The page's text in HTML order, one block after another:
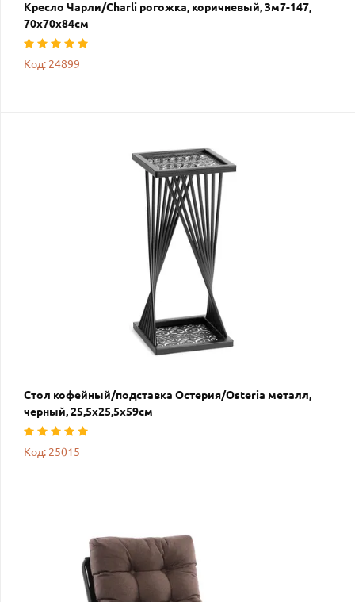
Кресло Чарли/Charli рогожка, коричневый, 3м7-147,
70х70х84см
Код: 24899
Стол кофейный/подставка Остерия/Osteria металл,
черный, 25,5х25,5х59см
Код: 25015